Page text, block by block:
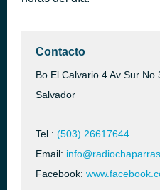
Contacto
Bo El Calvario 4 Av Sur No
Salvador
Tel.: (503) 26617644
Email:
Facebook: